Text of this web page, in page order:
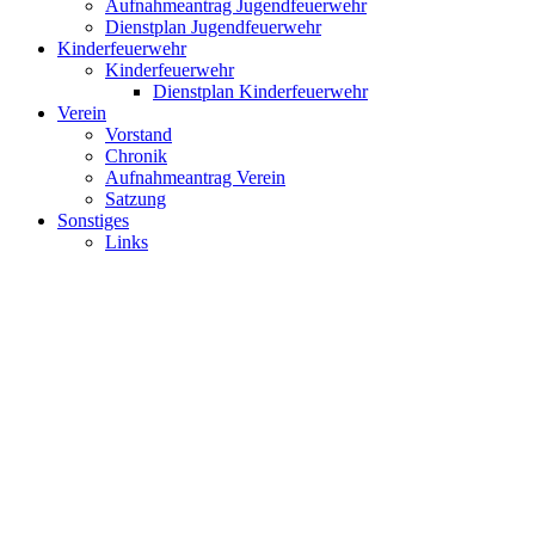
Aufnahmeantrag Jugendfeuerwehr
Dienstplan Jugendfeuerwehr
Kinderfeuerwehr
Kinderfeuerwehr
Dienstplan Kinderfeuerwehr
Verein
Vorstand
Chronik
Aufnahmeantrag Verein
Satzung
Sonstiges
Links